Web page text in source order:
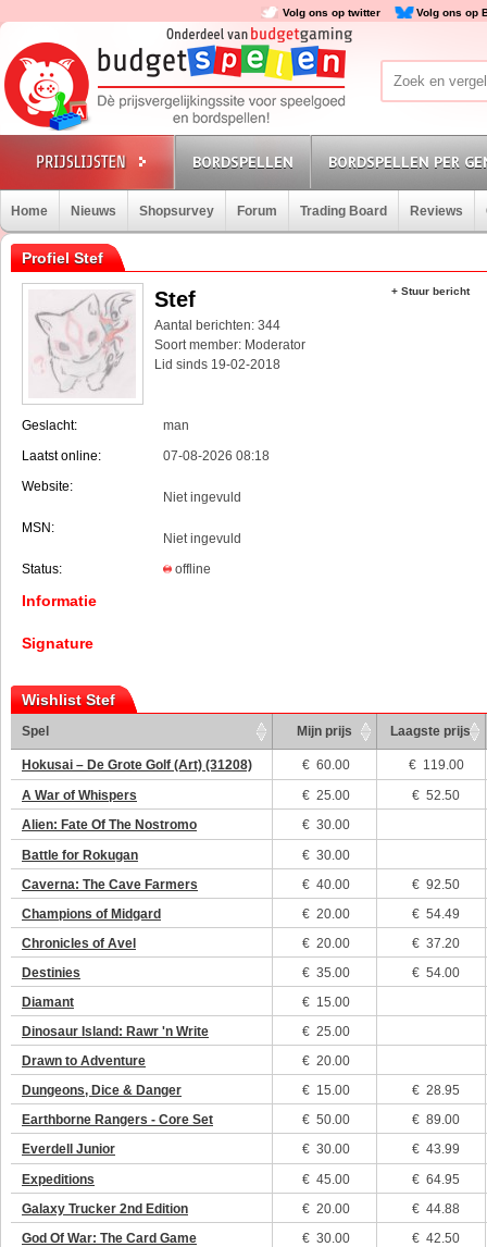
Volg ons op twitter Volg ons op
BORDSPELLEN BORDSPELLEN PER
Home Nieuws Shopsurvey Forum Trading Board Reviews
Profiel Stef
Stef
Aantal berichten: 344
Soort member: Moderator
Lid sinds 19-02-2018
Geslacht:
man
Laatst online:
07-08-2026 08:18
Website:
Niet ingevuld
MSN:
Niet ingevuld
Status:
offline
Informatie
Signature
+ Stuur bericht
Wishlist Stef
Spel Mijn prijs Laagste prijs
Hokusai – De Grote Golf (Art) (31208) €60.00
€ 119.00
A War of Whispers
€25.00
€ 52.50
Alien: Fate Of The Nostromo
€30.00
Battle for Rokugan
€30.00
Caverna: The Cave Farmers
€40.00
€ 92.50
Champions of Midgard
€20.00
€ 54.49
Chronicles of Avel
€20.00
€ 37.20
Destinies
€35.00
€ 54.00
Diamant
€ 15.00
Dinosaur Island: Rawr 'n Write
€25.00
Drawn to Adventure
€20.00
Dungeons, Dice & Danger
€ 15.00
€ 28.95
Earthborne Rangers - Core Set
€50.00
€ 89.00
Everdell Junior
€30.00
€ 43.99
Expeditions
€45.00
€ 64.95
Galaxy Trucker 2nd Edition
€20.00
€ 44.88
God Of War: The Card Game
€30.00
€ 42.50